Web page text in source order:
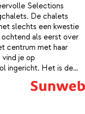
Selections
De chalets
slechts een kwestie
ochtend als eerst over
centrum met haar
vind je op
ingericht. Het is de
en vanaf het